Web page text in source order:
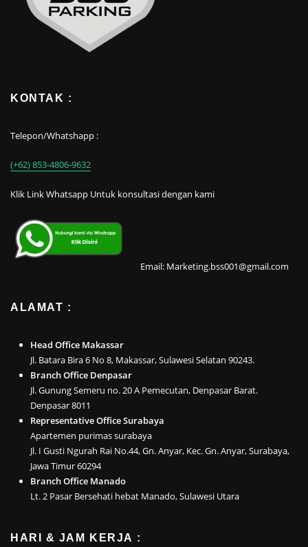
KONTAK :
Telepon/Whatshapp :
(+62) 853-4806-9632
Klik Link Whatsapp Untuk konsultasi dengan kami
Email: Marketing.bss001@gmail.com
ALAMAT :
Head Office Makassar
Jl. Batara Bira 6 No 8, Makassar, Sulawesi Selatan 90243.
Branch Office Denpasar
Jl. Gunung Semeru no. 20 A Pemecutan, Denpasar Barat.
Denpasar 8011
Representative Office Surabaya
Apartemen purimas surabaya
Jl. I Gusti Ngurah Rai No.44, Gn. Anyar, Kec. Gn. Anyar, Surabaya,
Jawa Timur 60294
Branch Office Manado
Lt. 2 Pasar Bersehati hebat Manado, Sulawesi Utara
HARI & JAM KERJA :